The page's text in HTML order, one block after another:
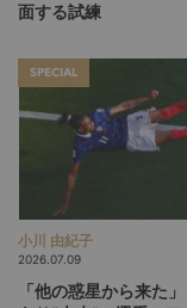
面する試練
SPECIAL
小川 由紀子
2026.07.09
「他の惑星から来た